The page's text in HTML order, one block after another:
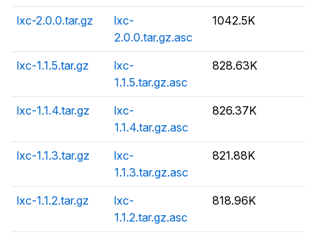
lxc-2.0.0.tar.gz
lxc-
2.0.0.tar.gz.asc
1042.5K
lxc-1.1.5.tar.gz
lxc-
1.1.5.tar.gz.asc
828.63K
lxc-1.1.4.tar.gz
lxc-
1.1.4.tar.gz.asc
826.37K
lxc-1.1.3.tar.gz
lxc-
1.1.3.tar.gz.asc
821.88K
lxc-1.1.2.tar.gz
lxc-
1.1.2.tar.gz.asc
818.96K